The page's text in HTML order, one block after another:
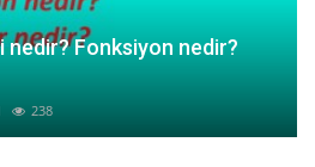
nedir? Fonksiyon nedir?
238